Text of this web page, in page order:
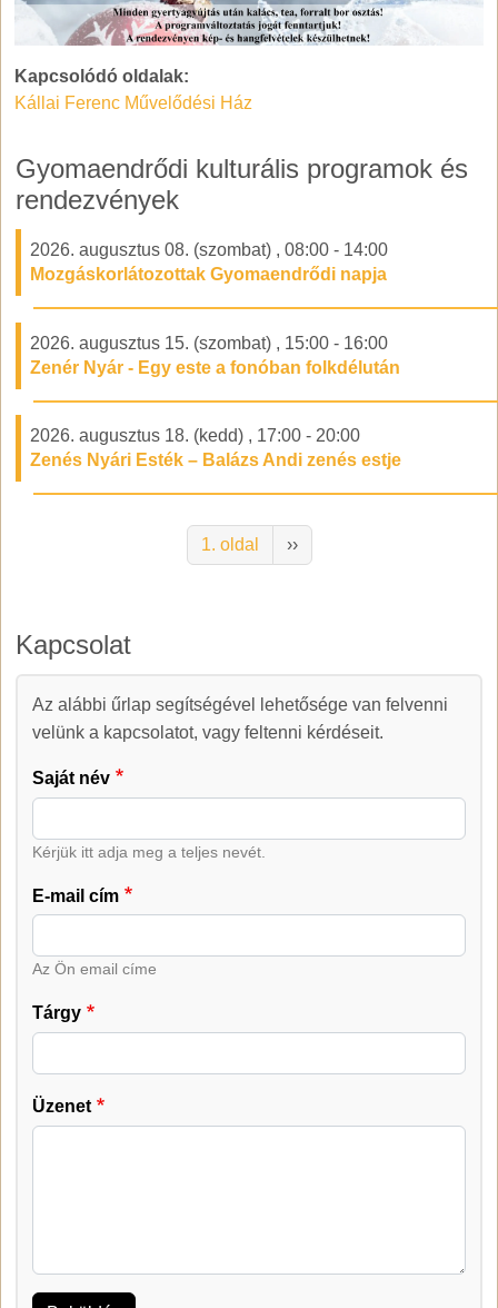
Kapcsolódó oldalak:
Kállai Ferenc Művelődési Ház
Gyomaendrődi kulturális programok és
rendezvények
2026. augusztus 08. (szombat) , 08:00 - 14:00
Mozgáskorlátozottak Gyomaendrődi napja
2026. augusztus 15. (szombat) , 15:00 - 16:00
Zenér Nyár - Egy este a fonóban folkdélután
2026. augusztus 18. (kedd) , 17:00 - 20:00
Zenés Nyári Esték – Balázs Andi zenés estje
1. oldal
Következő oldal
››
Kapcsolat
Kapcsolat
Az alábbi űrlap segítségével lehetősége van felvenni
velünk a kapcsolatot, vagy feltenni kérdéseit.
Saját név
Kérjük itt adja meg a teljes nevét.
E-mail cím
Az Ön email címe
Tárgy
Üzenet